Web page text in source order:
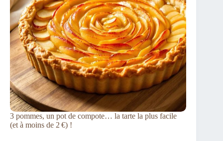
3 pommes, un pot de compote… la tarte la plus facile
(et à moins de 2 €) !